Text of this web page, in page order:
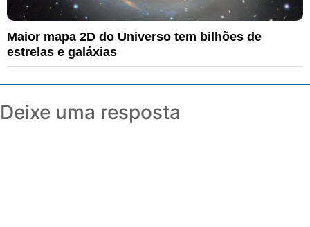
Maior mapa 2D do Universo tem bilhões de
estrelas e galáxias
Deixe uma resposta